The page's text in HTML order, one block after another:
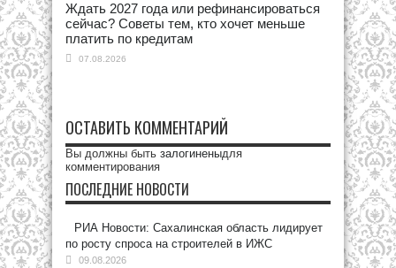
Ждать 2027 года или рефинансироваться
сейчас? Советы тем, кто хочет меньше
платить по кредитам
07.08.2026
ОСТАВИТЬ КОММЕНТАРИЙ
Вы должны быть залогиненыдля
комментирования
ПОСЛЕДНИЕ НОВОСТИ
РИА Новости: Сахалинская область лидирует
по росту спроса на строителей в ИЖС
09.08.2026